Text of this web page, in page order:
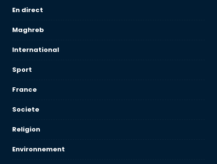
En direct
Maghreb
International
Sport
France
Societe
Religion
Environnement